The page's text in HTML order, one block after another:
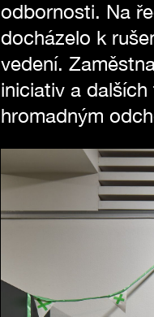
odbornosti. Na
docházelo k
vedení.
iniciativ a
hromadným